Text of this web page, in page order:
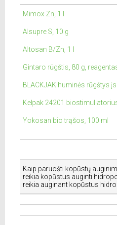
Mimox Zn, 1 l
Alsupre S, 10 g
Altosan B/Zn, 1 l
Gintaro rūgštis, 80 g,
BLACKJAK huminės rūgštys
Kelpak 24201
Yokosan bio trąšos, 100 ml
Kaip paruošti kopūstų
reikia kopūstus auginti
reikia auginant kopūstus